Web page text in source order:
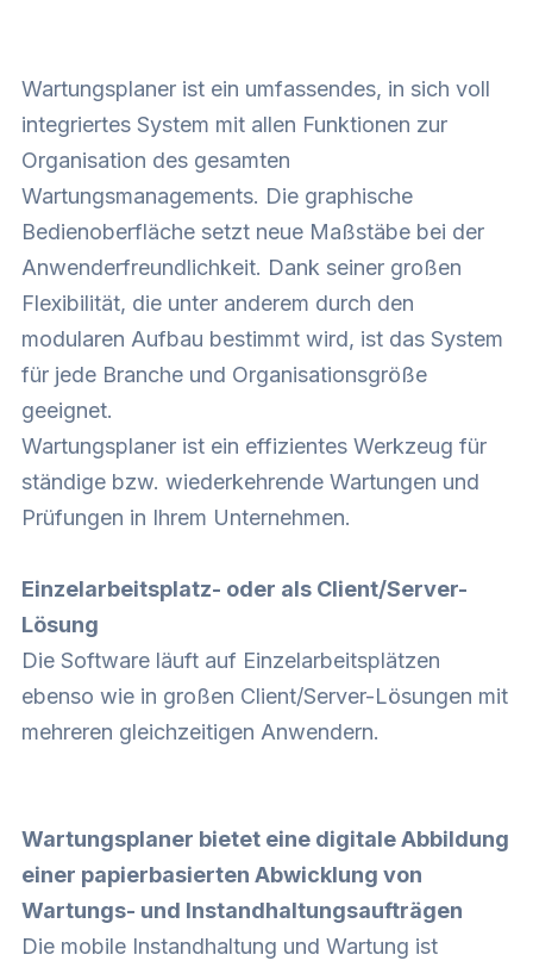
Wartungsplaner ist ein umfassendes, in sich voll
integriertes System mit allen Funktionen zur
Organisation des gesamten
Wartungsmanagements. Die graphische
Bedienoberfläche setzt neue Maßstäbe bei der
Anwenderfreundlichkeit. Dank seiner großen
Flexibilität, die unter anderem durch den
modularen Aufbau bestimmt wird, ist das System
für jede Branche und Organisationsgröße
geeignet.
Wartungsplaner ist ein effizientes Werkzeug für
ständige bzw. wiederkehrende Wartungen und
Prüfungen in Ihrem Unternehmen.
Einzelarbeitsplatz- oder als Client/Server-
Lösung
Die Software läuft auf Einzelarbeitsplätzen
ebenso wie in großen Client/Server-Lösungen mit
mehreren gleichzeitigen Anwendern.
Wartungsplaner bietet eine digitale Abbildung
einer papierbasierten Abwicklung von
Wartungs- und Instandhaltungsaufträgen
Die mobile Instandhaltung und Wartung ist